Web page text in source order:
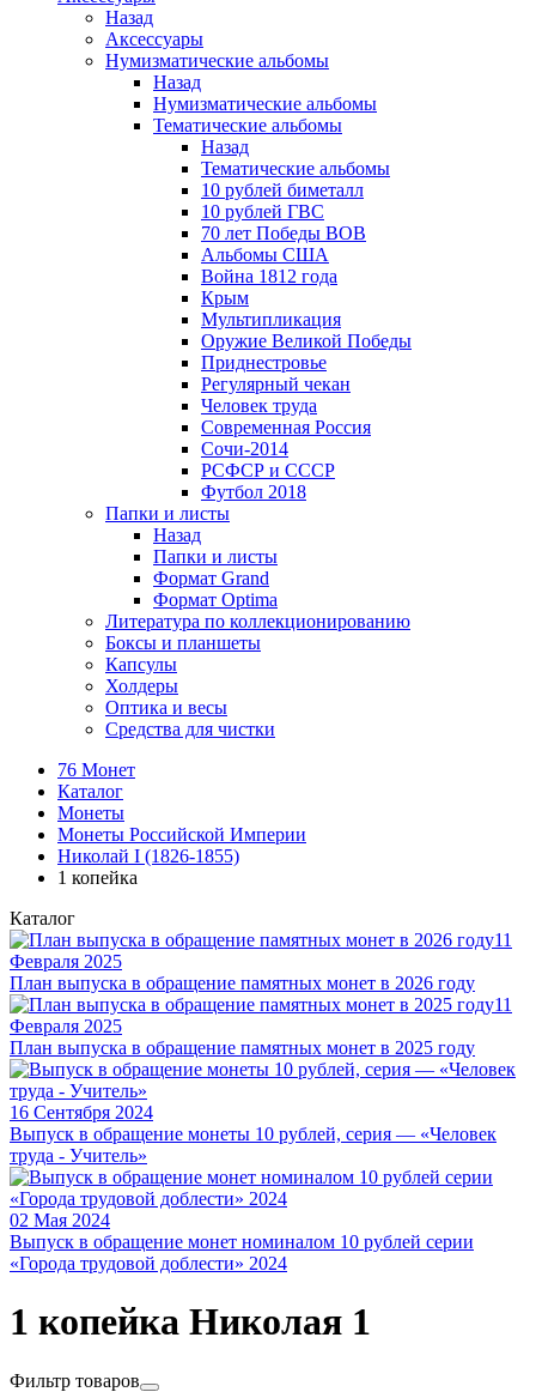
Назад
Аксессуары
Нумизматические альбомы
Назад
Нумизматические альбомы
Тематические альбомы
Назад
Тематические альбомы
10 рублей биметалл
10 рублей ГВС
70 лет Победы ВОВ
Альбомы США
Война 1812 года
Крым
Мультипликация
Оружие Великой Победы
Приднестровье
Регулярный чекан
Человек труда
Современная Россия
Сочи-2014
РСФСР и СССР
Футбол 2018
Папки и листы
Назад
Папки и листы
Формат Grand
Формат Optima
Литература по коллекционированию
Боксы и планшеты
Капсулы
Холдеры
Оптика и весы
Средства для чистки
76 Монет
Каталог
Монеты
Монеты Российской Империи
Николай I (1826-1855)
1 копейка
Каталог
11
Февраля 2025
План выпуска в обращение памятных монет в 2026 году
11
Февраля 2025
План выпуска в обращение памятных монет в 2025 году
16 Сентября 2024
Выпуск в обращение монеты 10 рублей, серия — «Человек
труда - Учитель»
02 Мая 2024
Выпуск в обращение монет номиналом 10 рублей серии
«Города трудовой доблести» 2024
1 копейка Николая 1
Фильтр товаров